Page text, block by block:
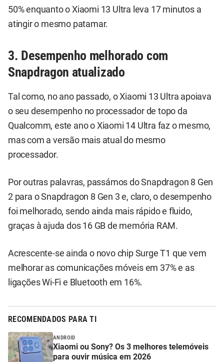
50% enquanto o Xiaomi 13 Ultra leva 17 minutos a
atingir o mesmo patamar.
3. Desempenho melhorado com
Snapdragon atualizado
Tal como, no ano passado, o Xiaomi 13 Ultra apoiava
o seu desempenho no processador de topo da
Qualcomm, este ano o Xiaomi 14 Ultra faz o mesmo,
mas com a versão mais atual do mesmo
processador.
Por outras palavras, passámos do Snapdragon 8 Gen
2 para o Snapdragon 8 Gen 3 e, claro, o desempenho
foi melhorado, sendo ainda mais rápido e fluido,
graças à ajuda dos 16 GB de memória RAM.
Acrescente-se ainda o novo chip Surge T1 que vem
melhorar as comunicações móveis em 37% e as
ligações Wi-Fi e Bluetooth em 16%.
RECOMENDADOS PARA TI
ANDROID
Xiaomi ou Sony? Os 3 melhores telemóveis
para ouvir música em 2026